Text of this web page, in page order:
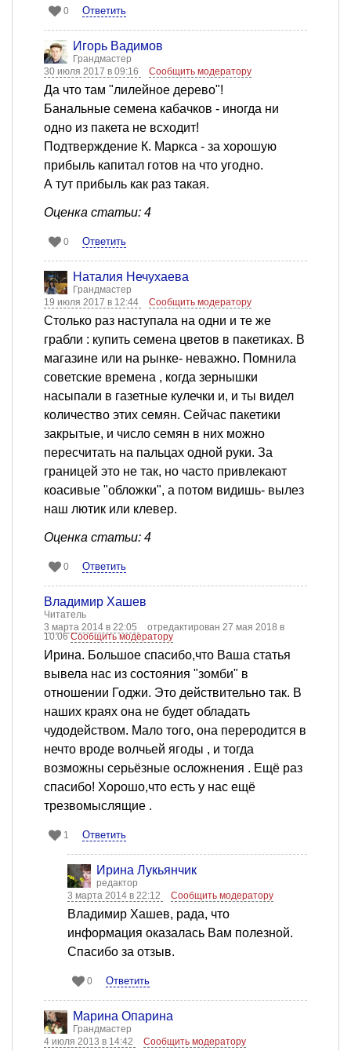
0 Ответить
Игорь Вадимов
Грандмастер
30 июля 2017 в 09:16
Сообщить модератору
Да что там "лилейное дерево"!
Банальные семена кабачков - иногда ни
одно из пакета не всходит!
Подтверждение К. Маркса - за хорошую
прибыль капитал готов на что угодно.
А тут прибыль как раз такая.
Оценка статьи: 4
0 Ответить
Наталия Нечухаева
Грандмастер
19 июля 2017 в 12:44
Сообщить модератору
Столько раз наступала на одни и те же
грабли : купить семена цветов в пакетиках. В
магазине или на рынке- неважно. Помнила
советские времена , когда зернышки
насыпали в газетные кулечки и, и ты видел
количество этих семян. Сейчас пакетики
закрытые, и число семян в них можно
пересчитать на пальцах одной руки. За
границей это не так, но часто привлекают
коасивые "обложки", а потом видишь- вылез
наш лютик или клевер.
Оценка статьи: 4
0 Ответить
Владимир Хашев
Читатель
3 марта 2014 в 22:05
отредактирован 27 мая 2018 в
10:06Сообщить модератору
Ирина. Большое спасибо,что Ваша статья
вывела нас из состояния "зомби" в
отношении Годжи. Это действительно так. В
наших краях она не будет обладать
чудодейством. Мало того, она переродится в
нечто вроде волчьей ягоды , и тогда
возможны серьёзные осложнения . Ещё раз
спасибо! Хорошо,что есть у нас ещё
трезвомыслящие .
1 Ответить
Ирина Лукьянчик
редактор
3 марта 2014 в 22:12
Сообщить модератору
Владимир Хашев, рада, что
информация оказалась Вам полезной.
Спасибо за отзыв.
0 Ответить
Марина Опарина
Грандмастер
4 июля 2013 в 14:42
Сообщить модератору